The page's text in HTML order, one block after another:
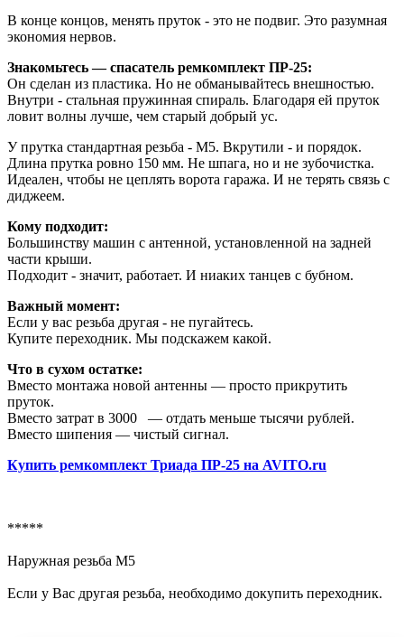
В конце концов, менять пруток - это не подвиг. Это разумная
экономия нервов.
Знакомьтесь — спасатель ремкомплект ПР-25:
Он сделан из пластика. Но не обманывайтесь внешностью.
Внутри - стальная пружинная спираль. Благодаря ей пруток
ловит волны лучше, чем старый добрый ус.
У прутка стандартная резьба - М5. Вкрутили - и порядок.
Длина прутка ровно 150 мм. Не шпага, но и не зубочистка.
Идеален, чтобы не цеплять ворота гаража. И не терять связь с
диджеем.
Кому подходит:
Большинству машин с антенной, установленной на задней
части крыши.
Подходит - значит, работает. И ниаких танцев с бубном.
Важный момент:
Если у вас резьба другая - не пугайтесь.
Купите переходник. Мы подскажем какой.
Что в сухом остатке:
Вместо монтажа новой антенны — просто прикрутить
пруток.
Вместо затрат в 3000 — отдать меньше тысячи рублей.
Вместо шипения — чистый сигнал.
Купить ремкомплект Триада ПР-25 на AVITO.ru
*****
Наружная резьба М5
Если у Вас другая резьба, необходимо докупить переходник.